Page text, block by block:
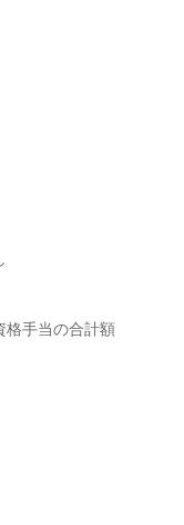
格手当の合計額